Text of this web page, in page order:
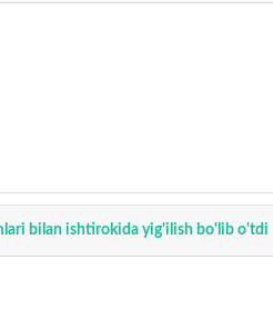
bilan ishtirokida yig'ilish bo'lib o'tdi